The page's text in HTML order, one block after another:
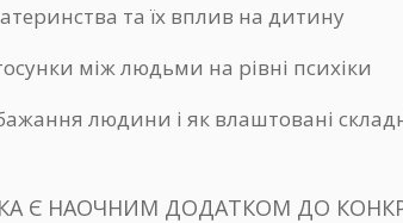
та їх вплив на дитину
між людьми на рівні психіки
людини і як влаштовані
Є НАОЧНИМ ДОДАТКОМ ДО